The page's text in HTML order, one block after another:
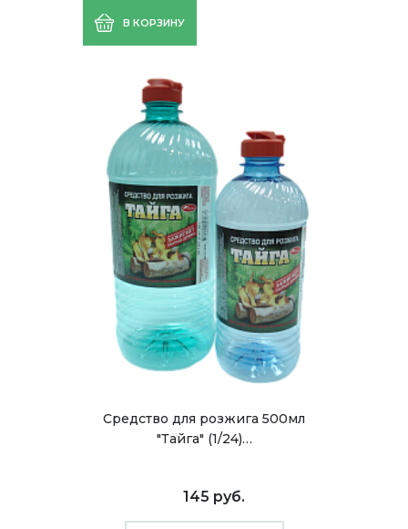
В КОРЗИНУ
Средство для розжига 500мл
"Тайга" (1/24)…
145 руб.